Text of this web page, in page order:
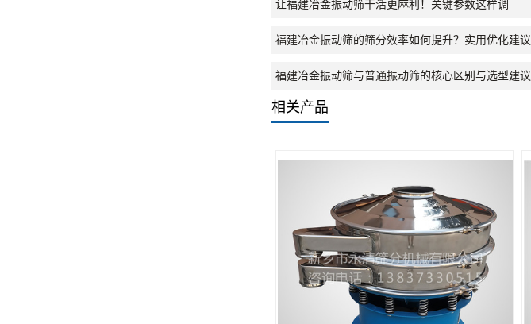
让福建冶金振动筛干活更麻利！关键参数这样调
福建冶金振动筛的筛分效率如何提升？实用优化建议
福建冶金振动筛与普通振动筛的核心区别与选型建议
相关产品